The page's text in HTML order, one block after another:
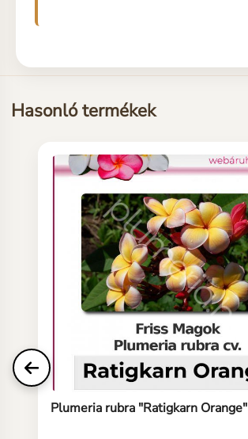
Hasonló termékek
Plumeria rubra "Ratigkarn Orange"